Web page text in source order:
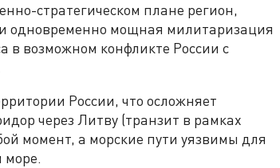
стратегическом плане регион,
одновременно мощная милитаризация
в возможном конфликте России с
России, что осложняет
через Литву (транзит в рамках
момент, а морские пути уязвимы для
море.